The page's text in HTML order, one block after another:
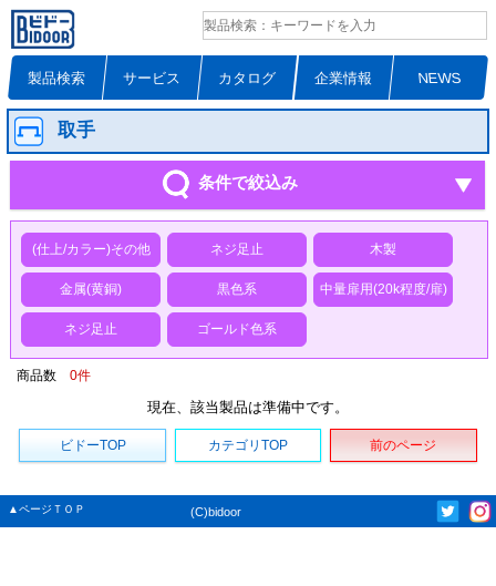
製品検索 サービス カタログ 企業情報 NEWS
取手
条件で絞込み
(仕上/カラー)その他 ネジ足止 木製
金属(黄銅) 黒色系 中量扉用(20k程度/扉)
ネジ足止 ゴールド色系
商品数 0件
現在、該当製品は準備中です。
ビドーTOP カテゴリTOP 前のページ
▲ページＴＯＰ (C)bidoor